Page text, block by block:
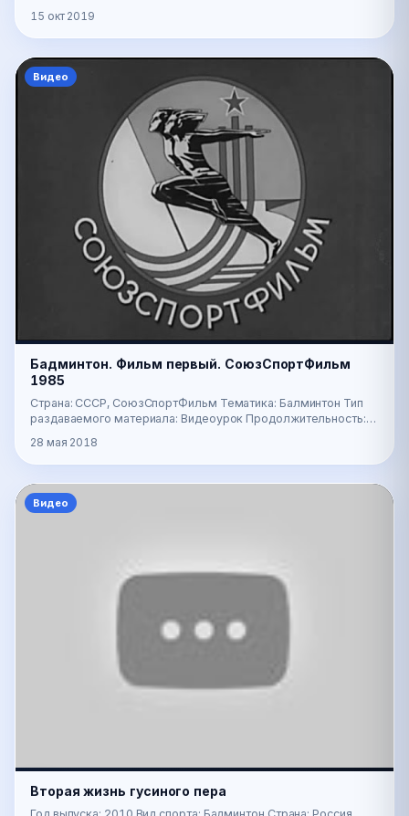
15 окт 2019
Видео
Бадминтон. Фильм первый. СоюзСпортФильм
1985
Страна: СССР, СоюзСпортФильм Тематика: Балминтон Тип
раздаваемого материала: Видеоурок Продолжительность:
28 мая 2018
Видео
Вторая жизнь гусиного пера